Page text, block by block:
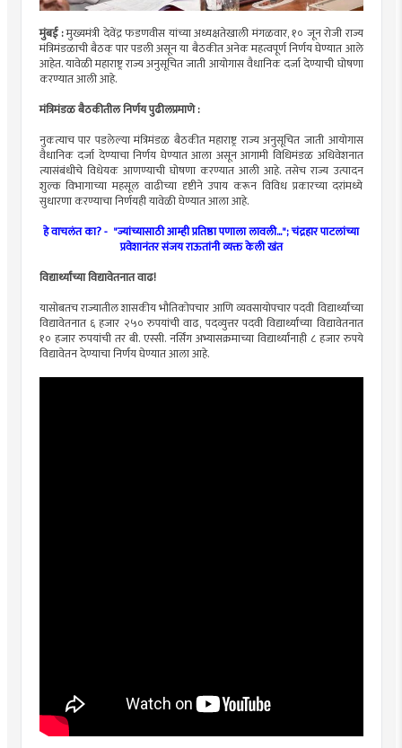
मुंबई :मुख्यमंत्री देवेंद्र फडणवीस यांच्या अध्यक्षतेखाली मंगळवार, १० जून रोजी राज्य
मंत्रिमंडळाची बैठक पार पडली असून या बैठकीत अनेक महत्वपूर्ण निर्णय घेण्यात आले
आहेत. यावेळी महाराष्ट्र राज्य अनुसूचित जाती आयोगास वैधानिक दर्जा देण्याची घोषणा
करण्यात आली आहे.
मंत्रिमंडळ बैठकीतील निर्णय पुढीलप्रमाणे :
नुकत्याच पार पडलेल्या मंत्रिमंडळ बैठकीत महाराष्ट्र राज्य अनुसूचित जाती आयोगास
वैधानिक दर्जा देण्याचा निर्णय घेण्यात आला असून आगामी विधिमंडळ अधिवेशनात
त्यासंबंधीचे विधेयक आणण्याची घोषणा करण्यात आली आहे. तसेच राज्य उत्पादन
शुल्क विभागाच्या महसूल वाढीच्या दृष्टीने उपाय करून विविध प्रकारच्या दरांमध्ये
सुधारणा करण्याचा निर्णयही यावेळी घेण्यात आला आहे.
हे वाचलंत का? - "ज्यांच्यासाठी आम्ही प्रतिष्ठा पणाला लावली..."; चंद्रहार पाटलांच्या
प्रवेशानंतर संजय राऊतांनी व्यक्त केली खंत
विद्यार्थ्यांच्या विद्यावेतनात वाढ!
यासोबतच राज्यातील शासकीय भौतिकोपचार आणि व्यवसायोपचार पदवी विद्यार्थ्यांच्या
विद्यावेतनात ६ हजार २५० रुपयांची वाढ, पदव्युत्तर पदवी विद्यार्थ्यांच्या विद्यावेतनात
१० हजार रुपयांची तर बी. एस्‍सी. नर्सिंग अभ्यासक्रमाच्या विद्यार्थ्यांनाही ८ हजार रुपये
विद्यावेतन देण्याचा निर्णय घेण्यात आला आहे.